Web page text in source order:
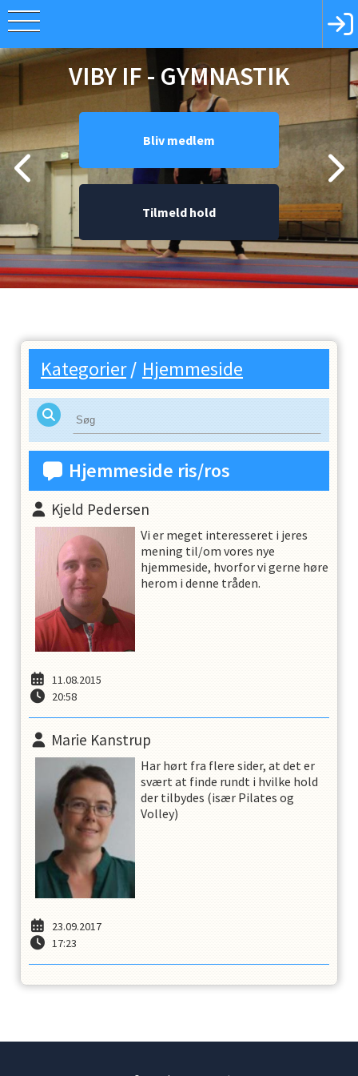
VIBY IF - GYMNASTIK
Bliv medlem
Tilmeld hold
Kategorier/ Hjemmeside
Hjemmeside ris/ros
Kjeld Pedersen
11.08.2015
20:58
Vi er meget interesseret i jeres
mening til/om vores nye
hjemmeside, hvorfor vi gerne høre
herom i denne tråden.
Marie Kanstrup
23.09.2017
17:23
Har hørt fra flere sider, at det er
svært at finde rundt i hvilke hold
der tilbydes (især Pilates og
Volley)